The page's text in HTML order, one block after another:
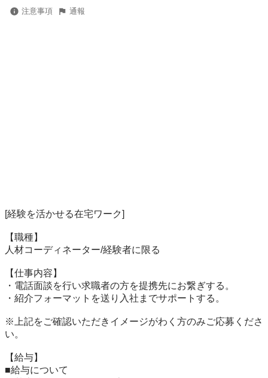
注意事項 通報
[経験を活かせる在宅ワーク]
【職種】
人材コーディネーター/経験者に限る
【仕事内容】
・電話面談を行い求職者の方を提携先にお繋ぎする。
・紹介フォーマットを送り入社までサポートする。
※上記をご確認いただきイメージがわく方のみご応募くださ
い。
【給与】
■給与について